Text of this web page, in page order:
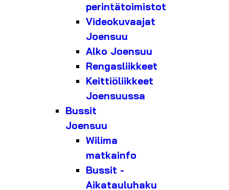
perintätoimistot
Videokuvaajat
Joensuu
Alko Joensuu
Rengasliikkeet
Keittiöliikkeet
Joensuussa
Bussit
Joensuu
Wilima
matkainfo
Bussit -
Aikatauluhaku